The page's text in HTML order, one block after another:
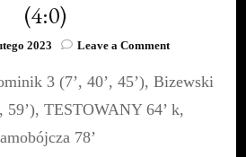
(4:0)
2023 Leave a Commenton
MKS
–
3 (7’, 40’, 45’), Bizewski
59’), TESTOWANY 64’ k,
78’